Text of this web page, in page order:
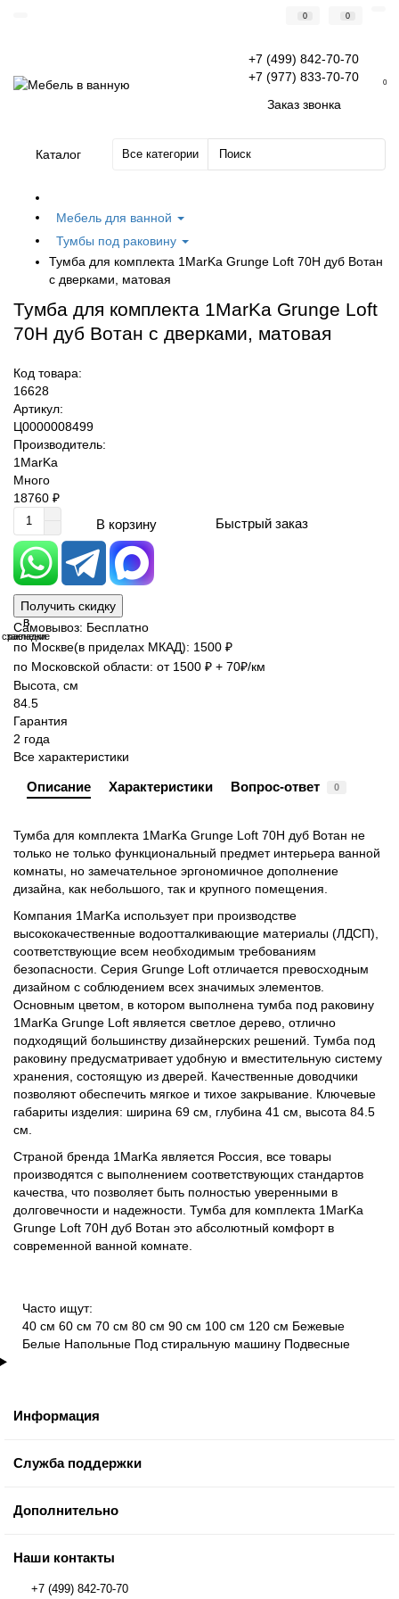
0 0
+7 (499) 842-70-70
+7 (977) 833-70-70
Заказ звонка
0
Каталог Все категории
Мебель для ванной
Тумбы под раковину
Тумба для комплекта 1MarKa Grunge Loft 70Н дуб Вотан
с дверками, матовая
Тумба для комплекта 1MarKa Grunge Loft
70Н дуб Вотан с дверками, матовая
Код товара:
16628
Артикул:
Ц0000008499
Производитель:
1MarKa
Много
18760 ₽
В корзину Быстрый заказ
Получить скидку
В
закладки
В
сравнение
Самовывоз: Бесплатно
по Москве(в приделах МКАД): 1500 ₽
по Московской области: от 1500 ₽ + 70₽/км
Высота, см
84.5
Гарантия
2 года
Все характеристики
Описание Характеристики Вопрос-ответ 0
Тумба для комплекта 1MarKa Grunge Loft 70Н дуб Вотан не
только не только функциональный предмет интерьера ванной
комнаты, но замечательное эргономичное дополнение
дизайна, как небольшого, так и крупного помещения.
Компания 1MarKa использует при производстве
высококачественные водоотталкивающие материалы (ЛДСП),
соответствующие всем необходимым требованиям
безопасности. Серия Grunge Loft отличается превосходным
дизайном с соблюдением всех значимых элементов.
Основным цветом, в котором выполнена тумба под раковину
1MarKa Grunge Loft является светлое дерево, отлично
подходящий большинству дизайнерских решений. Тумба под
раковину предусматривает удобную и вместительную систему
хранения, состоящую из дверей. Качественные доводчики
позволяют обеспечить мягкое и тихое закрывание. Ключевые
габариты изделия: ширина 69 см, глубина 41 см, высота 84.5
см.
Страной бренда 1MarKa является Россия, все товары
производятся с выполнением соответствующих стандартов
качества, что позволяет быть полностью уверенными в
долговечности и надежности. Тумба для комплекта 1MarKa
Grunge Loft 70Н дуб Вотан это абсолютный комфорт в
современной ванной комнате.
Часто ищут:
40 см 60 см 70 см 80 см 90 см 100 см 120 см Бежевые
Белые Напольные Под стиральную машину Подвесные
Информация
Служба поддержки
Дополнительно
Наши контакты
+7 (499) 842-70-70